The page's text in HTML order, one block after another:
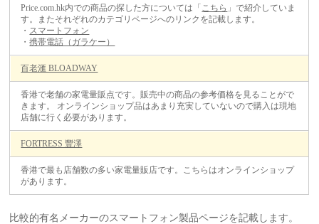
Price.com.hk内での商品の探した方については「こちら 」で紹介していま
す。またそれぞれのカテゴリページへのリンクを記載します。
・ スマートフォン
・携帯電話（ガラケー）
百老滙 BLOADWAY
香港で老舗の家電量販点です。販売中の商品の参考価格を見ることがで
きます。 オンラインショップ品はあまり充実していないので購入は現地
店舗に行く必要があります。
FORTRESS 豐澤
香港で最も店舗数の多い家電量販店です。こちらはオンラインショップ
があります。
比較的有名メーカーのスマートフォン製品ページを記載します。